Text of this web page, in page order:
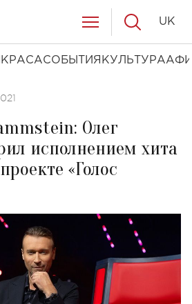
КРАСАСОБЫТИЯ КУЛЬТУРА
UK
Олег
исполнением хита
«Голос